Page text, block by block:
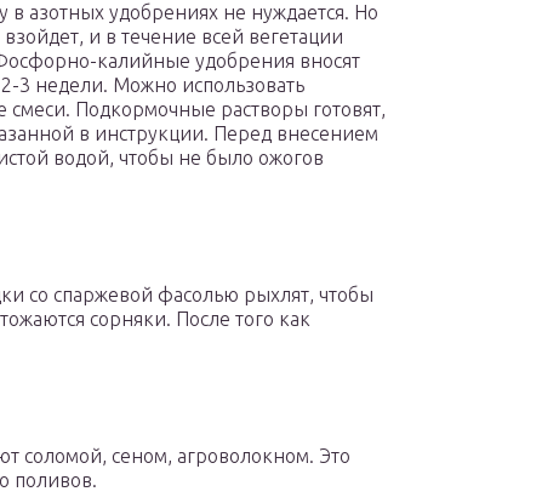
в азотных удобрениях не нуждается. Но
и в течение всей вегетации
калийные удобрения вносят
3 недели. Можно использовать
Подкормочные растворы готовят,
в инструкции. Перед внесением
водой, чтобы не было ожогов
со спаржевой фасолью рыхлят, чтобы
сорняки. После того как
соломой, сеном, агроволокном. Это
поливов.